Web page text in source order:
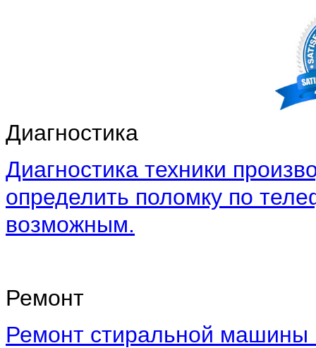
Диагностика
Диагностика техники
определить поломку по
возможным.
Ремонт
Ремонт стиральной машины